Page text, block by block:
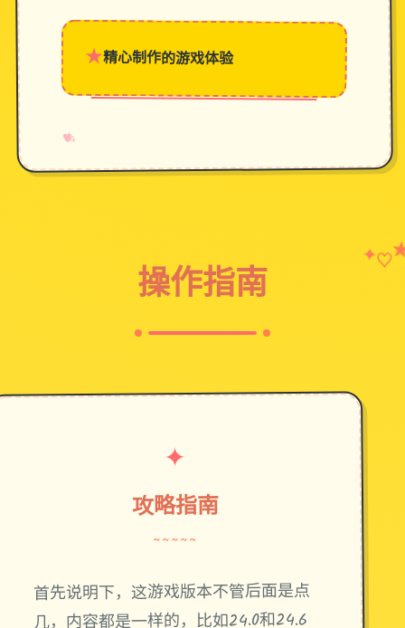
★精心制作的游戏体验
♥
✧
→
操作指南
✦♡
✦
攻略指南
~~~~~
首先说明下，这游戏版本不管后面是点